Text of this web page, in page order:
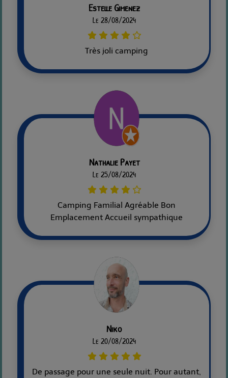
Estelle Gimenez
Le 28/08/2024
Très joli camping
Nathalie Payet
Le 25/08/2024
Camping Familial Agréable Bon
Emplacement Accueil sympathique
Niko
Le 20/08/2024
De passage pour une seule nuit. Pour autant,